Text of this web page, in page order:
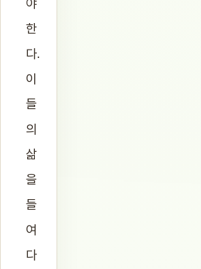
야
한
다.
이
들
의
삶
을
들
여
다